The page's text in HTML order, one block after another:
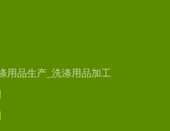
用品生产_洗涤用品加工